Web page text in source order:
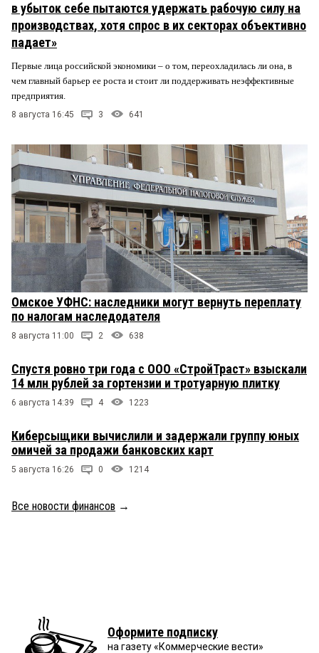
в убыток себе пытаются удержать рабочую силу на
производствах, хотя спрос в их секторах объективно
падает»
Первые лица российской экономики – о том, переохладилась ли она, в
чем главный барьер ее роста и стоит ли поддерживать неэффективные
предприятия.
8 августа 16:45 3 641
Омское УФНС: наследники могут вернуть переплату
по налогам наследодателя
8 августа 11:00 2 638
Спустя ровно три года с ООО «СтройТраст» взыскали
14 млн рублей за гортензии и тротуарную плитку
6 августа 14:39 4 1223
Киберсыщики вычислили и задержали группу юных
омичей за продажи банковских карт
5 августа 16:26 0 1214
Все новости финансов →
Оформите подписку
на газету «Коммерческие вести»